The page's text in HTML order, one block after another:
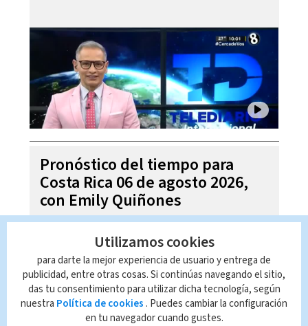
Pronóstico del tiempo para
Costa Rica 06 de agosto 2026,
con Emily Quiñones
Utilizamos cookies
para darte la mejor experiencia de usuario y entrega de
publicidad, entre otras cosas. Si continúas navegando el sitio,
das tu consentimiento para utilizar dicha tecnología, según
nuestra Política de cookies . Puedes cambiar la configuración
en tu navegador cuando gustes.